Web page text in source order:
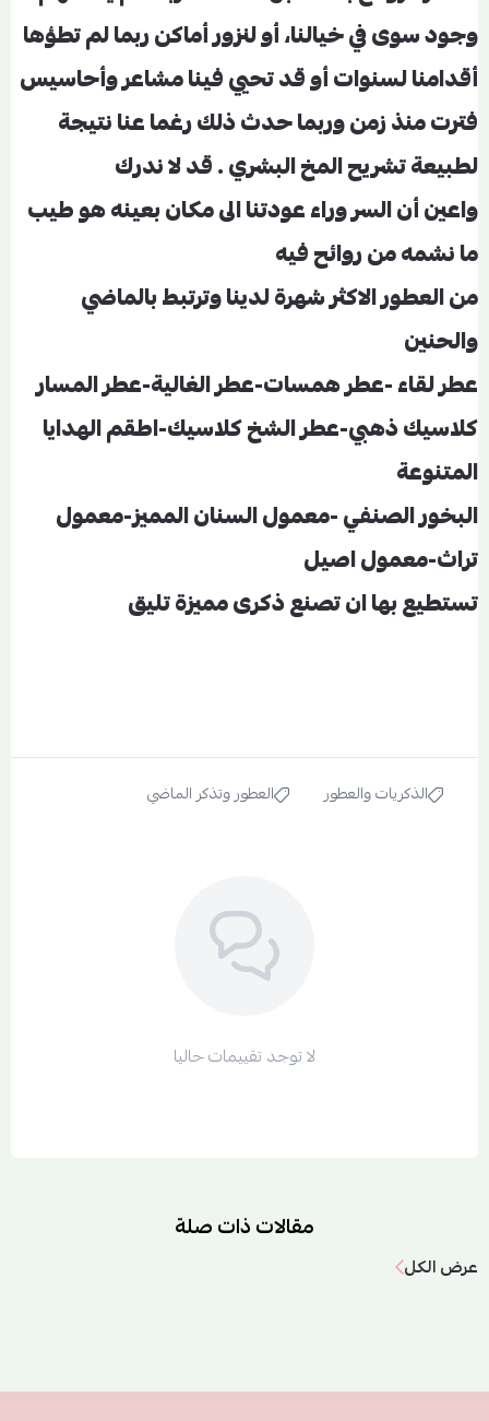
وجود سوى في خيالنا، أو لنزور أماكن ربما لم تطؤها
أقدامنا لسنوات أو قد تحيي فينا مشاعر وأحاسيس
فترت منذ زمن وربما حدث ذلك رغما عنا نتيجة
لطبيعة تشريح المخ البشري . قد لا ندرك
واعين أن السر وراء عودتنا الى مكان بعينه هو طيب
ما نشمه من روائح فيه
من العطور الاكثر شهرة لدينا وترتبط بالماضي
والحنين
عطر لقاء -عطر همسات-عطر الغالية-عطر المسار
كلاسيك ذهبي-عطر الشخ كلاسيك-اطقم الهدايا
المتنوعة
البخور الصنفي -معمول السنان المميز-معمول
تراث-معمول اصيل
تستطيع بها ان تصنع ذكرى مميزة تليق
الذكريات والعطور العطور وتذكر الماضي
لا توجد تقييمات حاليا
مقالات ذات صلة
عرض الكل